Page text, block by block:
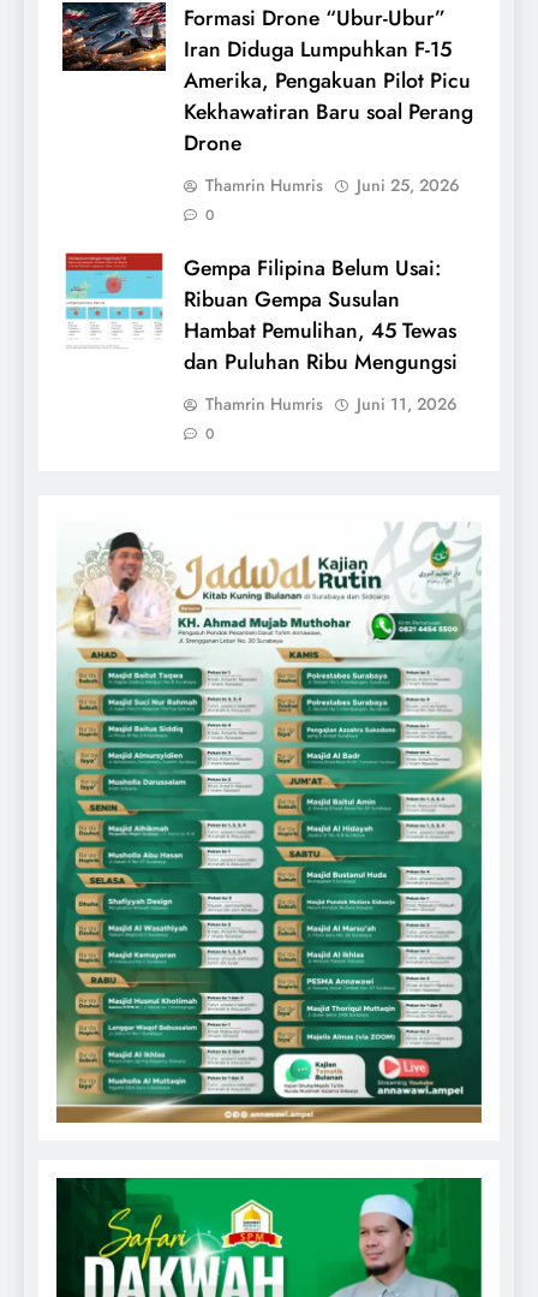
Formasi Drone “Ubur-Ubur”
Iran Diduga Lumpuhkan F-15
Amerika, Pengakuan Pilot Picu
Kekhawatiran Baru soal Perang
Drone
Thamrin Humris Juni 25, 2026
0
Gempa Filipina Belum Usai:
Ribuan Gempa Susulan
Hambat Pemulihan, 45 Tewas
dan Puluhan Ribu Mengungsi
Thamrin Humris Juni 11, 2026
0